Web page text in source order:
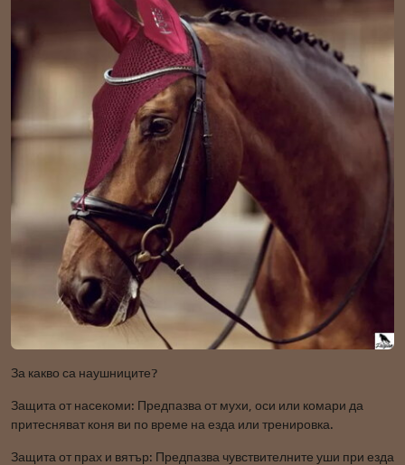
За какво са наушниците?
Защита от насекоми: Предпазва от мухи, оси или комари да
притесняват коня ви по време на езда или тренировка.
Защита от прах и вятър: Предпазва чувствителните уши при езда